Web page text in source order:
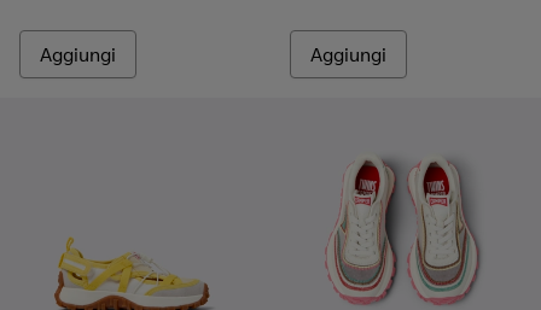
Aggiungi Aggiungi